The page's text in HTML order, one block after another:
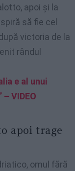
apoi și la
să fie cel
victoria de la
rândul
e al unui
VIDEO
apoi trage
omul fără